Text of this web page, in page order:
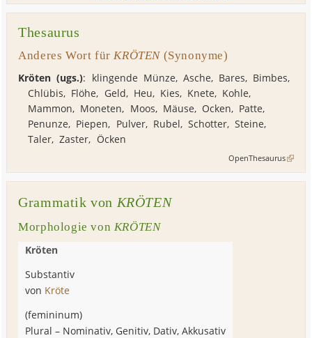
Thesaurus
Anderes Wort fürKRÖTEN (Synonyme)
Kröten (ugs.): klingende Münze,Asche, Bares, Bimbes,
Chlübis, Flöhe, Geld, Heu, Kies, Knete, Kohle,
Mammon, Moneten, Moos, Mäuse, Ocken, Patte,
Penunze, Piepen, Pulver, Rubel,Schotter,Steine,
Taler,Zaster, Öcken
OpenThesaurus
Grammatik von KRÖTEN
Morphologie von KRÖTEN
Kröten
Substantiv
von Kröte
(femininum)
Plural – Nominativ, Genitiv, Dativ, Akkusativ